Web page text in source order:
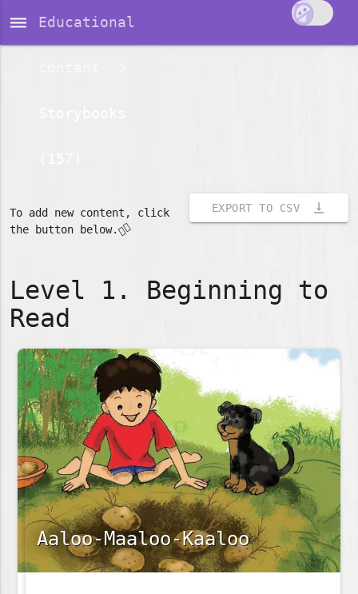
dehaze Educational
EXPORT TO CSV vertical_align_bottom
To add new content, click
the button below.👇🏽
Level 1. Beginning to
Read
Aaloo-Maaloo-Kaaloo